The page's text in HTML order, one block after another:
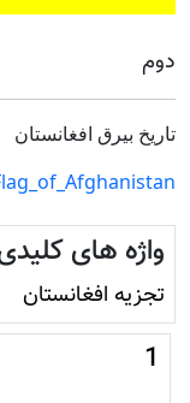
دوم
تاریخ بیرق افغانستان
واژه های
تجزیه افغانستان
1